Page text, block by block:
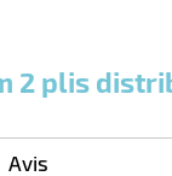
2 plis
Avis